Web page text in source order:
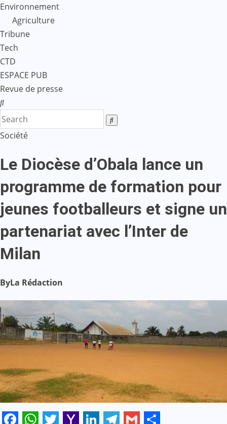
Environnement
Agriculture
Tribune
Tech
CTD
ESPACE PUB
Revue de presse
Société
Le Diocèse d’Obala lance un
programme de formation pour
jeunes footballeurs et signe un
partenariat avec l’Inter de
Milan
ByLa Rédaction